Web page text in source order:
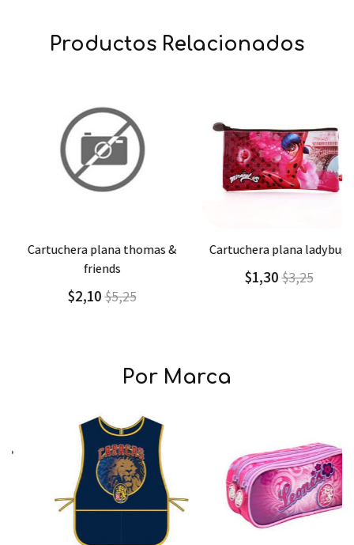
Productos Relacionados
Agregar Detalle
friends
$2,10$5,25
Agregar Detalle
cartuchera plana ladybug
$1,30$3,25
Por Marca